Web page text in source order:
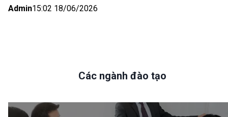
Admin15:02 18/06/2026
Các ngành đào tạo